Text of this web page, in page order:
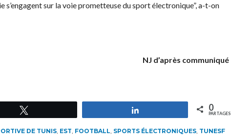
s’engagent sur la voie prometteuse du sport électronique”, a-t-on
NJ d’après communiqué
0
PARTAGES
DE TUNIS, EST, FOOTBALL, SPORTS ÉLECTRONIQUES, TUNESF